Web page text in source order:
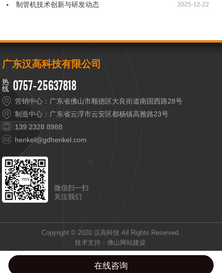
​制管机技术创新与研发动态 2025-12-22
广东汉高科技有限公司
0757-25637818
营销中心：广东省佛山市顺德区大良街道南国西路28号
制造中心：广东省云浮市云安区都杨镇高雅路23号
139 2328 8988
henkel@gdhenkel.com
微信扫一扫
关注我们
Copyright © 2020 汉高科技 All Rights Reserved.
技术支持： 佛山网站建设
在线咨询